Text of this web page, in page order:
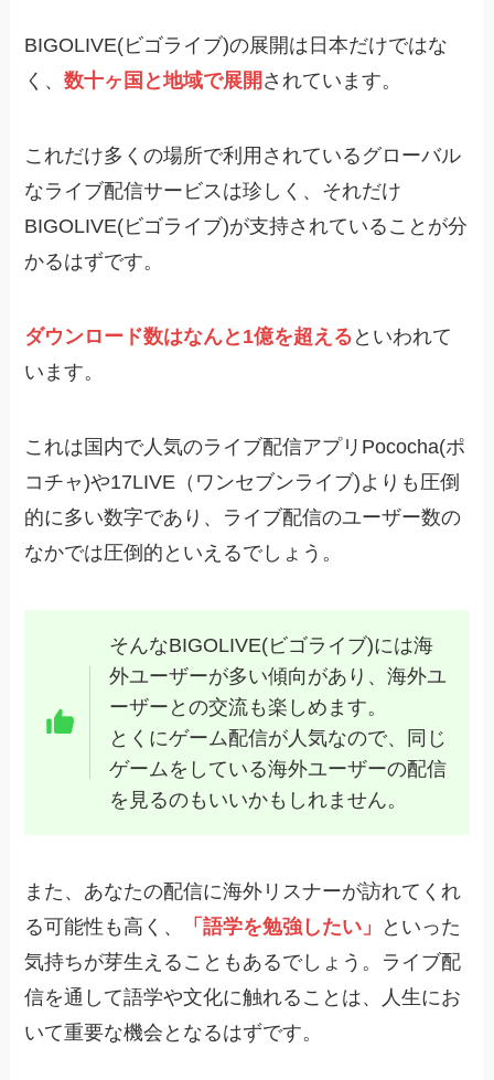
BIGOLIVE(ビゴライブ)の展開は日本だけではな
く、数十ヶ国と地域で展開 されています。
これだけ多くの場所で利用されているグローバル
なライブ配信サービスは珍しく、それだけ
BIGOLIVE(ビゴライブ)が支持されていることが分
かるはずです。
ダウンロード数はなんと1億を超える といわれて
います。
これは国内で人気のライブ配信アプリPococha(ポ
コチャ)や17LIVE（ワンセブンライブ)よりも圧倒
的に多い数字であり、ライブ配信のユーザー数の
なかでは圧倒的といえるでしょう。
そんなBIGOLIVE(ビゴライブ)には海
外ユーザーが多い傾向があり、海外ユ
ーザーとの交流も楽しめます。
とくにゲーム配信が人気なので、同じ
ゲームをしている海外ユーザーの配信
を見るのもいいかもしれません。
また、あなたの配信に海外リスナーが訪れてくれ
る可能性も高く、
「語学を勉強したい」
といった
気持ちが芽生えることもあるでしょう。ライブ配
信を通して語学や文化に触れることは、人生にお
いて重要な機会となるはずです。